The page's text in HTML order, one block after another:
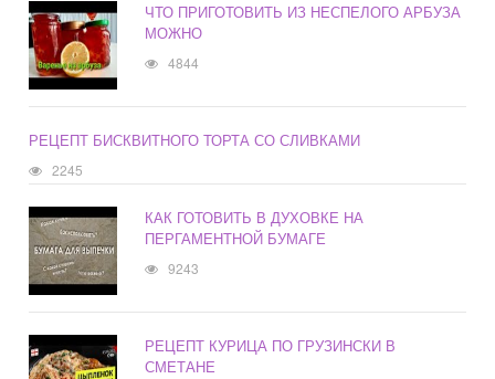
ЧТО ПРИГОТОВИТЬ ИЗ НЕСПЕЛОГО АРБУЗА
МОЖНО
4844
РЕЦЕПТ БИСКВИТНОГО ТОРТА СО СЛИВКАМИ
2245
КАК ГОТОВИТЬ В ДУХОВКЕ НА
ПЕРГАМЕНТНОЙ БУМАГЕ
9243
РЕЦЕПТ КУРИЦА ПО ГРУЗИНСКИ В
СМЕТАНЕ